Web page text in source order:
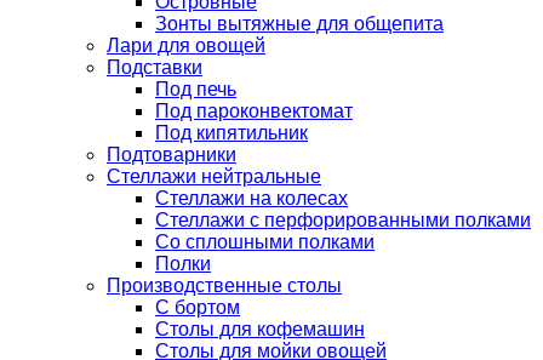
Зонты вытяжные для общепита
Лари для овощей
Подставки
Под печь
Под пароконвектомат
Под кипятильник
Подтоварники
Стеллажи нейтральные
Стеллажи на колесах
Стеллажи с перфорированными полками
Со сплошными полками
Полки
Производственные столы
С бортом
Столы для кофемашин
Столы для мойки овощей